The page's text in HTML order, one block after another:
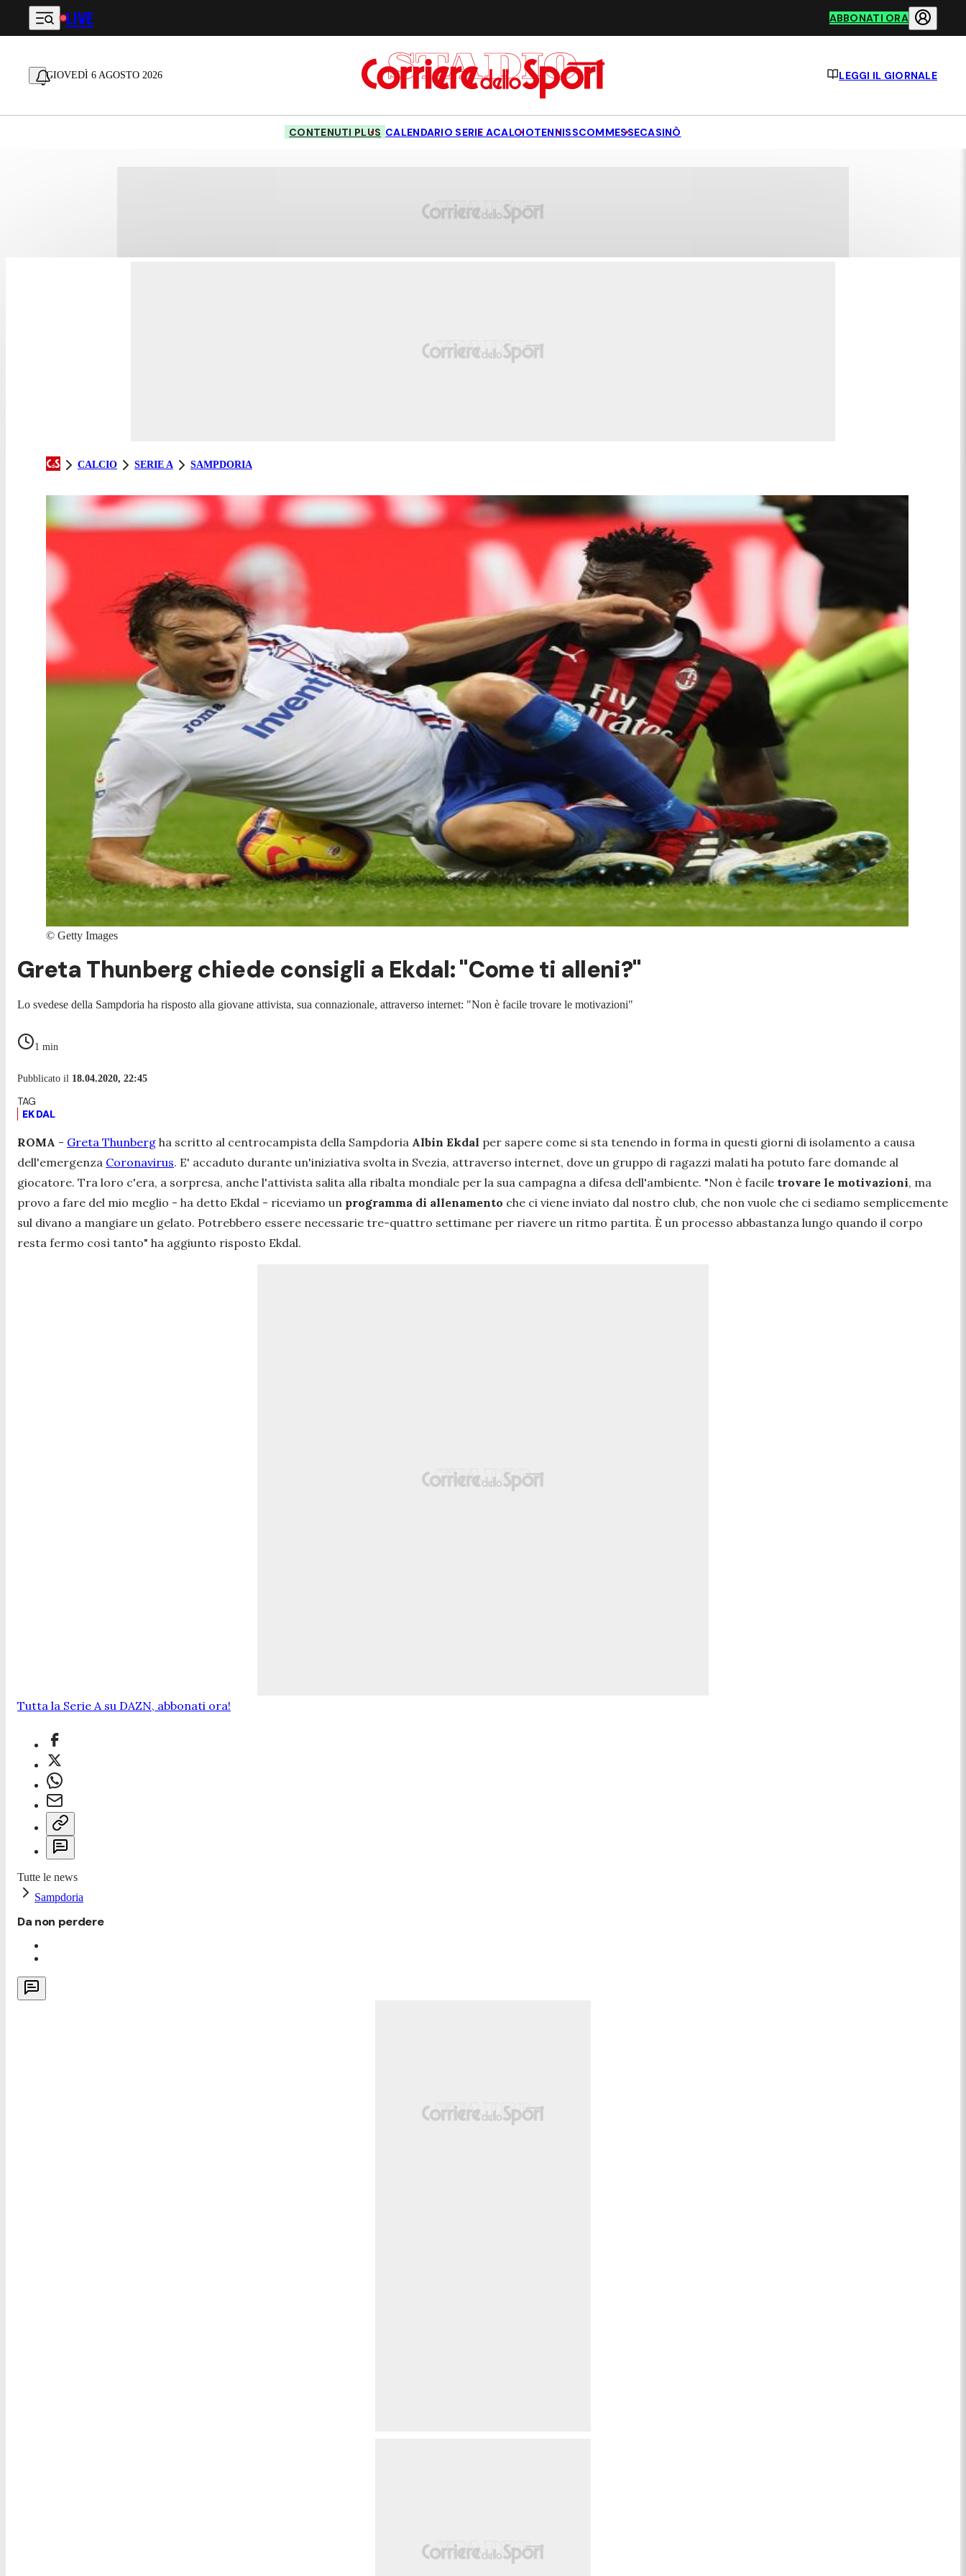
Vai al contenuto principale
LIVE ABBONATI ORA
GIOVEDÌ 6 AGOSTO 2026 LEGGI IL GIORNALE
CONTENUTI PLUS CALENDARIO SERIE ACALCIOTENNISSCOMMESSECASINÒ
CALCIO SERIE A SAMPDORIA
© Getty Images
Greta Thunberg chiede consigli a Ekdal: "Come ti alleni?"
Lo svedese della Sampdoria ha risposto alla giovane attivista, sua connazionale, attraverso internet: "Non è facile trovare le motivazioni"
1 min
Pubblicato il 18.04.2020, 22:45
EKDAL
ROMA - Greta Thunberg ha scritto al centrocampista della Sampdoria Albin Ekdal per sapere come si sta tenendo in forma in questi giorni di isolamento a causa
dell'emergenza Coronavirus. E' accaduto durante un'iniziativa svolta in Svezia, attraverso internet, dove un gruppo di ragazzi malati ha potuto fare domande al
giocatore. Tra loro c'era, a sorpresa, anche l'attivista salita alla ribalta mondiale per la sua campagna a difesa dell'ambiente. "Non è facile trovare le motivazioni, ma
provo a fare del mio meglio - ha detto Ekdal - riceviamo un programma di allenamento che ci viene inviato dal nostro club, che non vuole che ci sediamo semplicemente
sul divano a mangiare un gelato. Potrebbero essere necessarie tre-quattro settimane per riavere un ritmo partita. È un processo abbastanza lungo quando il corpo
resta fermo così tanto" ha aggiunto risposto Ekdal.
Tutta la Serie A su DAZN, abbonati ora!
Tutte le news
Sampdoria
Da non perdere